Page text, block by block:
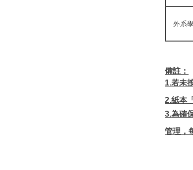
外系
備註：
1.若未
2.紙本
3.為確
管理，